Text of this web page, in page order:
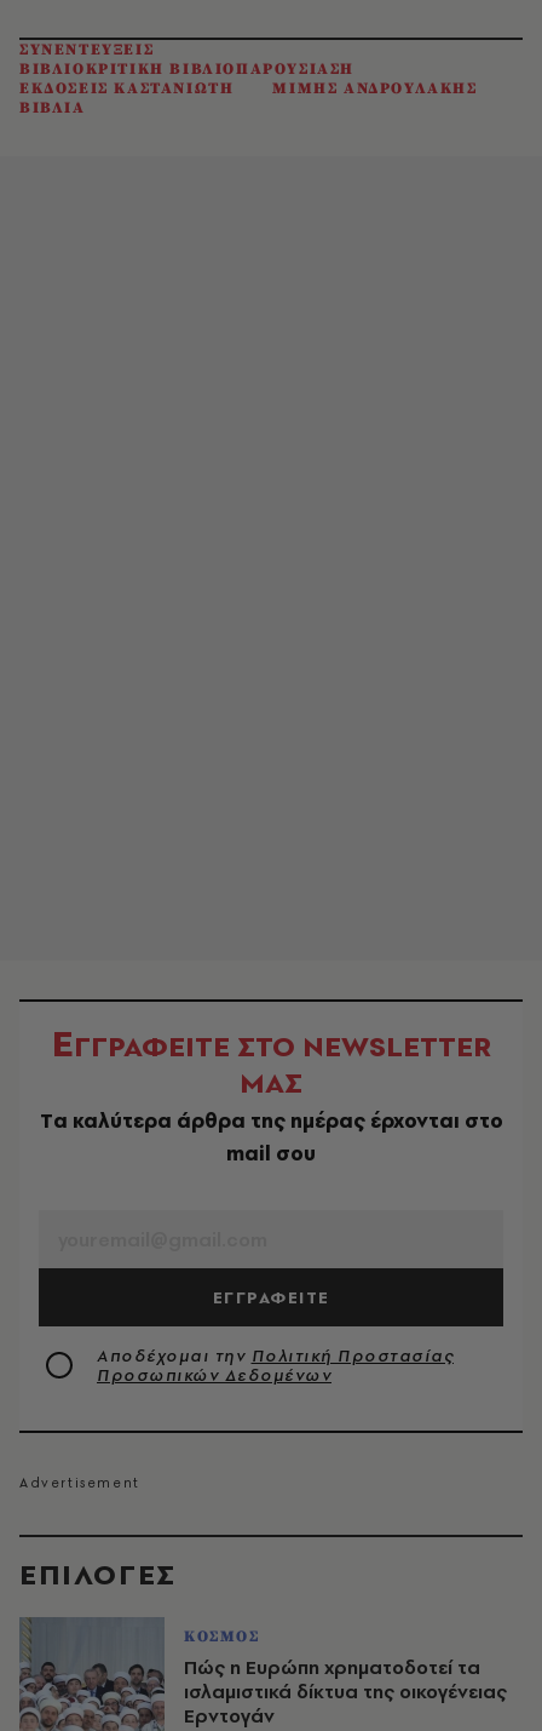
EΠΙΛΟΓΈΣ
ΚΟΣΜΟΣ
Πώς η Ευρώπη χρηματοδοτεί τα
ισλαμιστικά δίκτυα της οικογένειας
Ερντογάν
ΣΥΝΕΝΤΕΥΞΕΙΣ
ΒΙΒΛΙΟΚΡΙΤΙΚΗ ΒΙΒΛΙΟΠΑΡΟΥΣΙΑΣΗ
ΕΚΔΟΣΕΙΣ ΚΑΣΤΑΝΙΩΤΗ
ΜΙΜΗΣ ΑΝΔΡΟΥΛΑΚΗΣ
ΒΙΒΛΙΑ
ΕΓΓΡΑΦΕΙΤΕ ΣΤΟ NEWSLETTER
ΜΑΣ
Tα καλύτερα άρθρα της ημέρας έρχονται στο
mail σου
ΕΓΓΡΑΦΕΙΤΕ
Αποδέχομαι την Πολιτική Προστασίας
Προσωπικών Δεδομένων